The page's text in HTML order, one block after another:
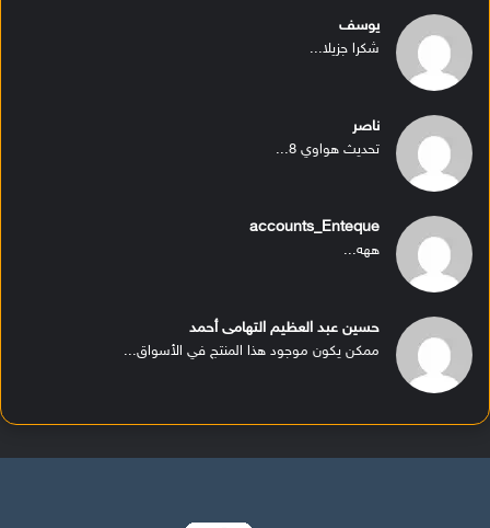
يوسف
شكرا جزيلا...
ناصر
تحديث هواوي 8...
accounts_Enteque
ههه...
حسين عبد العظيم التهامى أحمد
ممكن يكون موجود هذا المنتج في الأسواق...